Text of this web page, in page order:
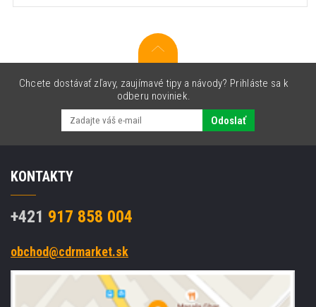
Chcete dostávať zľavy, zaujímavé tipy a návody? Prihláste sa k
odberu noviniek.
Odoslať
KONTAKTY
+421 917 858 004
obchod@cdrmarket.sk